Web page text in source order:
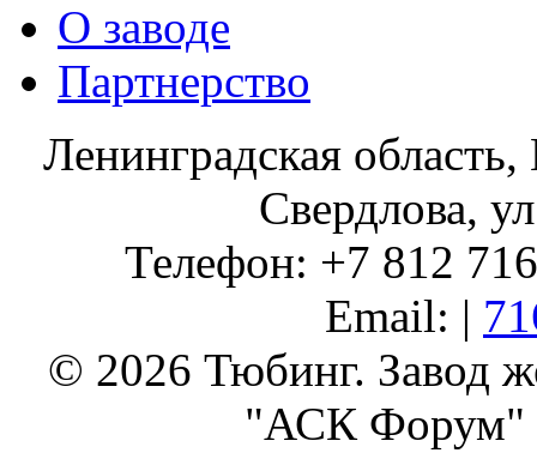
О заводе
Партнерство
Ленинградская
Свердлова,
Телефон: +7 812
Email: |
© 2026 Тюбинг. Завод
"АСК Форум"